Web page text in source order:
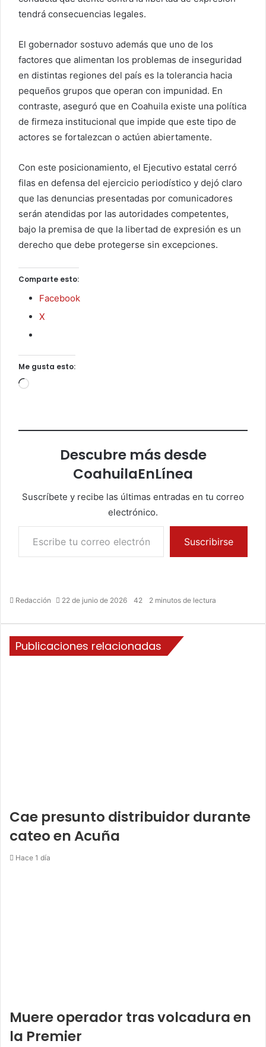
tendrá consecuencias legales.
El gobernador sostuvo además que uno de los
factores que alimentan los problemas de inseguridad
en distintas regiones del país es la tolerancia hacia
pequeños grupos que operan con impunidad. En
contraste, aseguró que en Coahuila existe una política
de firmeza institucional que impide que este tipo de
actores se fortalezcan o actúen abiertamente.
Con este posicionamiento, el Ejecutivo estatal cerró
filas en defensa del ejercicio periodístico y dejó claro
que las denuncias presentadas por comunicadores
serán atendidas por las autoridades competentes,
bajo la premisa de que la libertad de expresión es un
derecho que debe protegerse sin excepciones.
Comparte esto:
Facebook
X
Me gusta esto:
Cargando...
Descubre más desde
CoahuilaEnLínea
Suscríbete y recibe las últimas entradas en tu correo
electrónico.
Escribe tu correo electrónico…
Suscribirse
Redacción 22 de junio de 2026 42 2 minutos de lectura
Publicaciones relacionadas
Cae presunto distribuidor durante
cateo en Acuña
Hace 1 día
Muere operador tras volcadura en
la Premier